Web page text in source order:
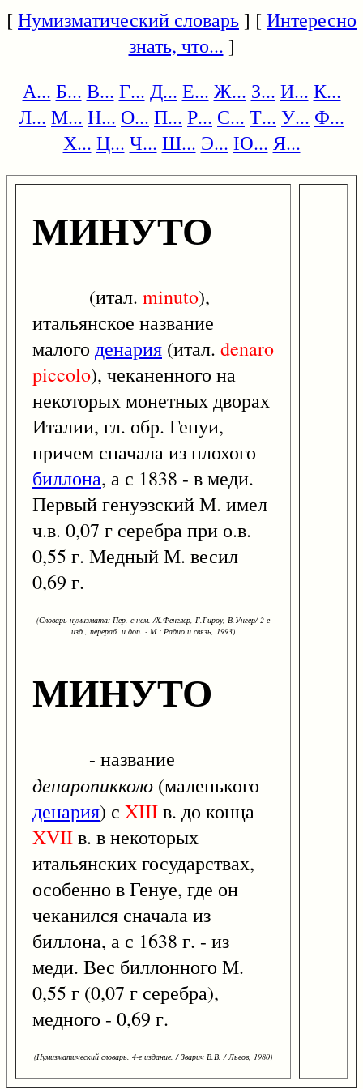
[Нумизматический словарь] [Интересно
знать, что... ]
А... Б... В... Г... Д... Е... Ж... З... И... К...
Л... М... Н... О... П... Р... С... Т... У... Ф...
Х... Ц... Ч... Ш... Э... Ю... Я...
МИНУТО
(итал. minuto),
итальянское название
малого денария (итал. denaro
piccolo), чеканенного на
некоторых монетных дворах
Италии, гл. обр. Генуи,
причем сначала из плохого
биллона, а с 1838 - в меди.
Первый генуэзский М. имел
ч.в. 0,07 г серебра при о.в.
0,55 г. Медный М. весил
0,69 г.
(Словарь нумизмата: Пер. с нем. /Х.Фенглер, Г.Гироу, В.Унгер/ 2-е
изд., перераб. и доп. - М.: Радио и связь, 1993)
МИНУТО
- название
денаропикколо (маленького
денария) с XIIIв. до конца
XVIIв. в некоторых
итальянских государствах,
особенно в Генуе, где он
чеканился сначала из
биллона, а с 1638 г. - из
меди. Вес биллонного М.
0,55 г (0,07 г серебра),
медного - 0,69 г.
(Нумизматический словарь. 4-е издание. / Зварич В.В. / Львов, 1980)